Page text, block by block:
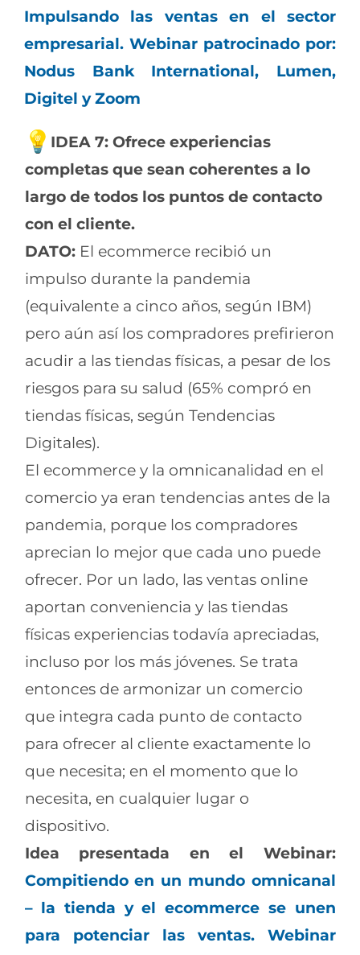
Impulsando las ventas en el sector
empresarial. Webinar patrocinado por:
Nodus Bank International, Lumen,
Digitel y Zoom
IDEA 7: Ofrece experiencias
completas que sean coherentes a lo
largo de todos los puntos de contacto
con el cliente.
DATO:El ecommerce recibió un
impulso durante la pandemia
(equivalente a cinco años, según IBM)
pero aún así los compradores prefirieron
acudir a las tiendas físicas, a pesar de los
riesgos para su salud (65% compró en
tiendas físicas, según Tendencias
Digitales).
El ecommerce y la omnicanalidad en el
comercio ya eran tendencias antes de la
pandemia, porque los compradores
aprecian lo mejor que cada uno puede
ofrecer. Por un lado, las ventas online
aportan conveniencia y las tiendas
físicas experiencias todavía apreciadas,
incluso por los más jóvenes. Se trata
entonces de armonizar un comercio
que integra cada punto de contacto
para ofrecer al cliente exactamente lo
que necesita; en el momento que lo
necesita, en cualquier lugar o
dispositivo.
Idea presentada en el Webinar:
Compitiendo en un mundo omnicanal
– la tienda y el ecommerce se unen
para potenciar las ventas. Webinar